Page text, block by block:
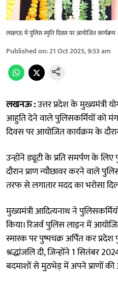
लखनऊ में पुलिस स्मृति दिवस पर आयोजित कार्यक्रम
Published on:21 Oct 2025, 9:53 am
लखनऊ :उत्तर प्रदेश के मुख्यमंत्री
आहुति देने वाले पुलिसकर्मियों को
दिवस पर आयोजित कार्यक्रम के
उन्होंने ड्यूटी के प्रति समर्पण के
दौरान प्राण न्यौछावर करने वाले
तरफ से लगातार मदद का भरोसा
मुख्यमंत्री आदित्यनाथ ने
किया। रिजर्व पुलिस लाइन में
स्मारक पर पुष्पचक्र अर्पित कर
श्रद्धांजलि दी, जिन्होंने 1 सितंबर
बदमाशों से मुठभेड़ में अपने प्राणों की